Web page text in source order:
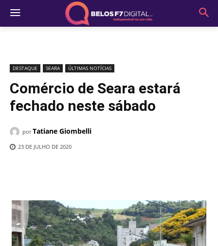
DESTAQUE SEARA ÚLTIMAS NOTÍCIAS
Comércio de Seara estará
fechado neste sábado
por Tatiane Giombelli
23 DE JULHO DE 2020